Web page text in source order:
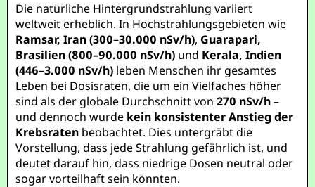
Die natürliche Hintergrundstrahlung variiert
weltweit erheblich. In Hochstrahlungsgebieten wie
Ramsar, Iran (300–30.000 nSv/h), Guarapari,
Brasilien (800–90.000 nSv/h) und Kerala, Indien
(446–3.000 nSv/h) leben Menschen ihr gesamtes
Leben bei Dosisraten, die um ein Vielfaches höher
sind als der globale Durchschnitt von270 nSv/h–
und dennoch wurde kein konsistenter Anstieg der
Krebsraten beobachtet. Dies untergräbt die
Vorstellung, dass jede Strahlung gefährlich ist, und
deutet darauf hin, dass niedrige Dosen neutral oder
sogar vorteilhaft sein könnten.